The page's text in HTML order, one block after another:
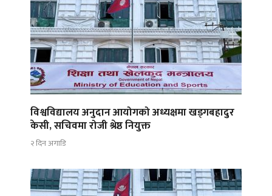
विश्वविद्यालय अनुदान आयोगको अध्यक्षमा खड्गबहादुर
केसी, सचिवमा रोजी श्रेष्ठ नियुक्त
२ दिन अगाडि